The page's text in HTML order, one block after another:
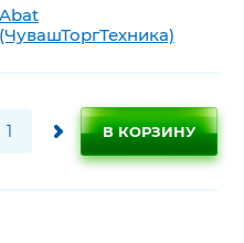
Abat
(ЧувашТоргТехника)
В КОРЗИНУ